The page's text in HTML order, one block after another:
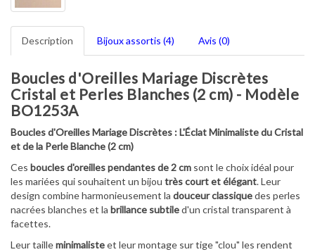
Description Bijoux assortis (4) Avis (0)
Boucles d'Oreilles Mariage Discrètes
Cristal et Perles Blanches (2 cm) - Modèle
BO1253A
Boucles d'Oreilles Mariage Discrètes : L'Éclat Minimaliste du Cristal
et de la Perle Blanche (2 cm)
Ces boucles d'oreilles pendantes de 2 cm sont le choix idéal pour
les mariées qui souhaitent un bijou très court et élégant. Leur
design combine harmonieusement la douceur classiquedes perles
nacrées blanches et la brillance subtiled'un cristal transparent à
facettes.
Leur tailleminimalisteet leur montage sur tige "clou" les rendent